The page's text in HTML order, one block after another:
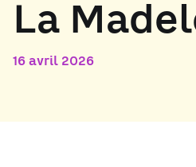
La
16 avril 2026